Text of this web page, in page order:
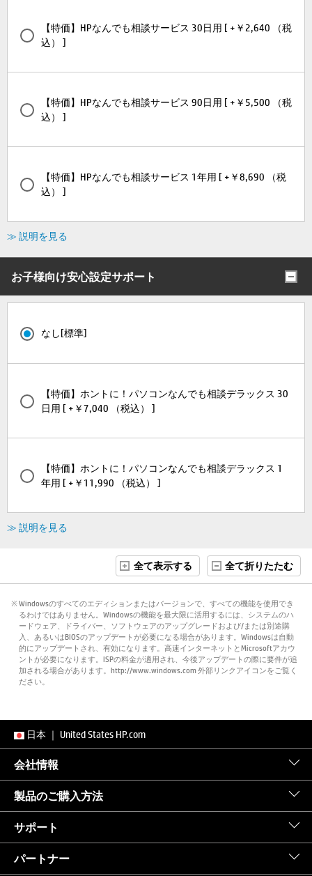
【特価】HPなんでも相談サービス 30日用 [ +￥2,640 （税
込） ]
【特価】HPなんでも相談サービス 90日用 [ +￥5,500 （税
込） ]
【特価】HPなんでも相談サービス 1年用 [ +￥8,690 （税
込） ]
≫ 説明を見る
お子様向け安心設定サポート
なし[標準]
【特価】ホントに！パソコンなんでも相談デラックス 30
日用 [ +￥7,040 （税込） ]
【特価】ホントに！パソコンなんでも相談デラックス 1
年用 [ +￥11,990 （税込） ]
≫ 説明を見る
全て表示する 全て折りたたむ
※ Windowsのすべてのエディションまたはバージョンで、すべての機能を使用でき
るわけではありません。Windowsの機能を最大限に活用するには、システムのハ
ードウェア、ドライバー、ソフトウェアのアップグレードおよび/または別途購
入、あるいはBIOSのアップデートが必要になる場合があります。Windowsは自動
的にアップデートされ、有効になります。高速インターネットとMicrosoftアカウ
ントが必要になります。ISPの料金が適用され、今後アップデートの際に要件が追
加される場合があります。http://www.windows.com 外部リンクアイコンをご覧く
ださい。
日本 ｜ United States HP.com
会社情報
製品のご購入方法
サポート
パートナー